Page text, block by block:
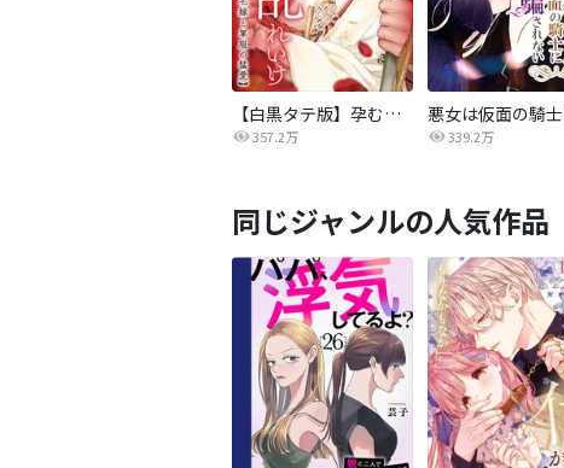
【白黒タテ版】孕むまで乱れいけ～身代わり花嫁と軍服の猛愛
357.2万 339.2万
同じジャンルの人気作品